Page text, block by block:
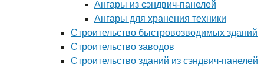
Ангары из сэндвич-панелей
Ангары для хранения техники
Строительство быстровозводимых зданий
Строительство заводов
Строительство зданий из сэндвич-панелей